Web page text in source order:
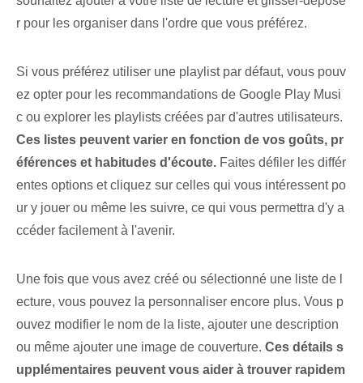
r​ pour les organiser dans l'ordre que vous préférez.
Si vous préférez utiliser une playlist par défaut, vous pouv
ez opter pour les recommandations de Google Play Musi
c ou explorer les playlists créées par d'autres utilisateurs.
Ces listes peuvent varier en fonction de vos goûts, pr
éférences et habitudes d'écoute. Faites défiler les différ
entes options et cliquez sur celles qui vous intéressent po
ur y jouer ou même les suivre, ce qui vous permettra d'y a
ccéder facilement à l'avenir.
Une fois que vous avez créé ou sélectionné une liste de l
ecture, vous pouvez la personnaliser encore plus. ⁤Vous p
ouvez modifier le ⁢nom de la liste, ajouter une⁣ description
ou même⁢ ajouter une image de couverture. Ces détails s
upplémentaires peuvent vous aider à trouver rapidem